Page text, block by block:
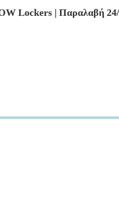
Lockers | Παραλαβή